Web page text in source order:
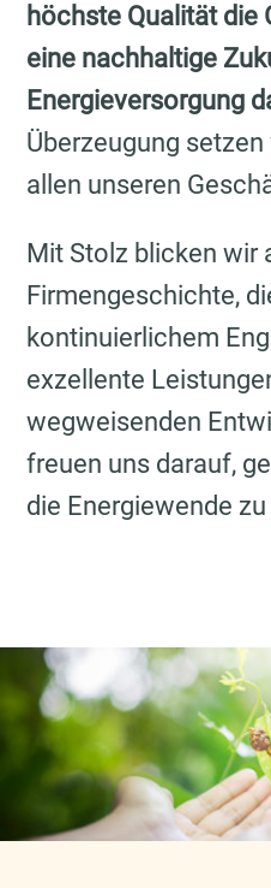
höchste Qualität die
eine nachhaltige
Energieversorgung
Überzeugung
allen unseren
Mit Stolz blicken wir
Firmengeschichte,
kontinuierlichem
exzellente
wegweisenden
freuen uns darauf,
die Energiewende